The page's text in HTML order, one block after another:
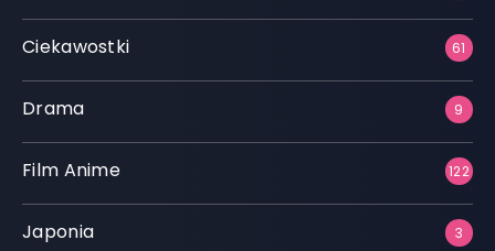
Ciekawostki 61
Drama 9
Film Anime 122
Japonia 3